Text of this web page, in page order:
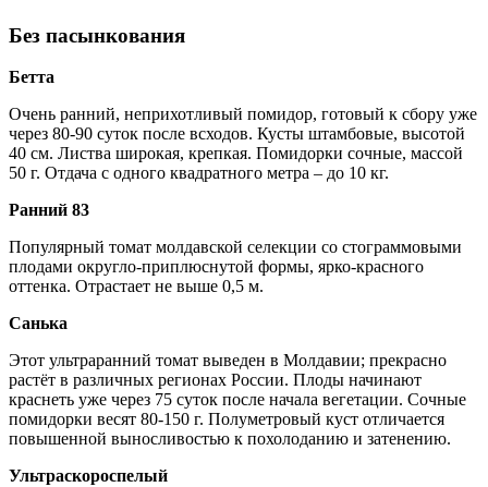
Без пасынкования
Бетта
Очень ранний, неприхотливый помидор, готовый к сбору уже
через 80-90 суток после всходов. Кусты штамбовые, высотой
40 см. Листва широкая, крепкая. Помидорки сочные, массой
50 г. Отдача с одного квадратного метра – до 10 кг.
Ранний 83
Популярный томат молдавской селекции со стограммовыми
плодами округло-приплюснутой формы, ярко-красного
оттенка. Отрастает не выше 0,5 м.
Санька
Этот ультраранний томат выведен в Молдавии; прекрасно
растёт в различных регионах России. Плоды начинают
краснеть уже через 75 суток после начала вегетации. Сочные
помидорки весят 80-150 г. Полуметровый куст отличается
повышенной выносливостью к похолоданию и затенению.
Ультраскороспелый